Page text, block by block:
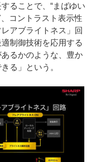
ることで、“まばゆい
、コントラスト表示性
アブライトネス」回
制御技術を応用する
るかのような、豊か
る」という。